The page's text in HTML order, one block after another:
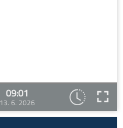
09:01
13. 6. 2026